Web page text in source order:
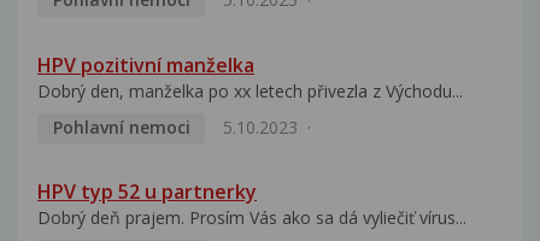
HPV pozitivní manželka
Dobrý den, manželka po xx letech přivezla z Východu...
Pohlavní nemoci
5.10.2023
HPV typ 52 u partnerky
Dobrý deň prajem. Prosím Vás ako sa dá vyliečiť vírus...